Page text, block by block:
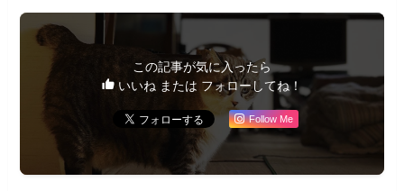
この記事が気に入ったら
いいね または フォローしてね！
Follow Me